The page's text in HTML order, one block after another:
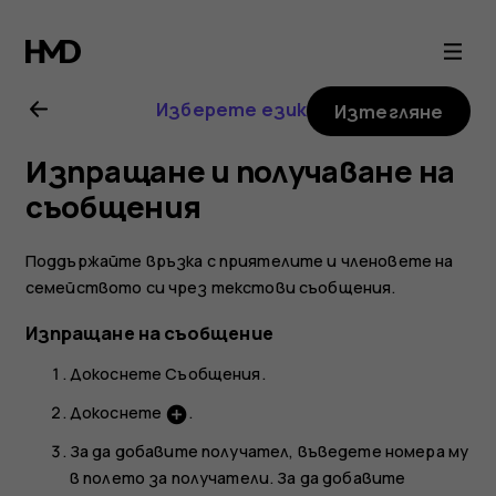
Ръководство
на
потребителя
за
Nokia
8
Sirocco
Изберете език Изтегляне
Изпращане и получаване на
съобщения
Поддържайте връзка с приятелите и членовете на
семейството си чрез текстови съобщения.
Изпращане на съобщение
ДокоснетеСъобщения.
Докоснете add_circle.
За да добавите получател, въведете номера му
в полето за получатели. За да добавите